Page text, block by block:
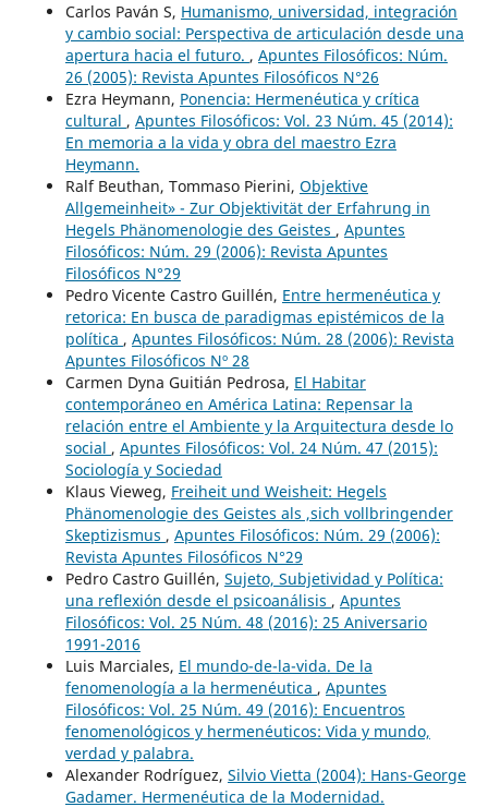
Carlos Paván S, Humanismo, universidad, integración
y cambio social: Perspectiva de articulación desde una
apertura hacia el futuro. , Apuntes Filosóficos: Núm.
26 (2005): Revista Apuntes Filosóficos N°26
Ezra Heymann, Ponencia: Hermenéutica y crítica
cultural , Apuntes Filosóficos: Vol. 23 Núm. 45 (2014):
En memoria a la vida y obra del maestro Ezra
Heymann.
Ralf Beuthan, Tommaso Pierini, Objektive
Allgemeinheit» - Zur Objektivität der Erfahrung in
Hegels Phänomenologie des Geistes , Apuntes
Filosóficos: Núm. 29 (2006): Revista Apuntes
Filosóficos N°29
Pedro Vicente Castro Guillén, Entre hermenéutica y
retorica: En busca de paradigmas epistémicos de la
política , Apuntes Filosóficos: Núm. 28 (2006): Revista
Apuntes Filosóficos Nº 28
Carmen Dyna Guitián Pedrosa, El Habitar
contemporáneo en América Latina: Repensar la
relación entre el Ambiente y la Arquitectura desde lo
social , Apuntes Filosóficos: Vol. 24 Núm. 47 (2015):
Sociología y Sociedad
Klaus Vieweg, Freiheit und Weisheit: Hegels
Phänomenologie des Geistes als ,sich vollbringender
Skeptizismus , Apuntes Filosóficos: Núm. 29 (2006):
Revista Apuntes Filosóficos N°29
Pedro Castro Guillén, Sujeto, Subjetividad y Política:
una reflexión desde el psicoanálisis , Apuntes
Filosóficos: Vol. 25 Núm. 48 (2016): 25 Aniversario
1991-2016
Luis Marciales, El mundo-de-la-vida. De la
fenomenología a la hermenéutica , Apuntes
Filosóficos: Vol. 25 Núm. 49 (2016): Encuentros
fenomenológicos y hermenéuticos: Vida y mundo,
verdad y palabra.
Alexander Rodríguez, Silvio Vietta (2004): Hans-George
Gadamer. Hermenéutica de la Modernidad.